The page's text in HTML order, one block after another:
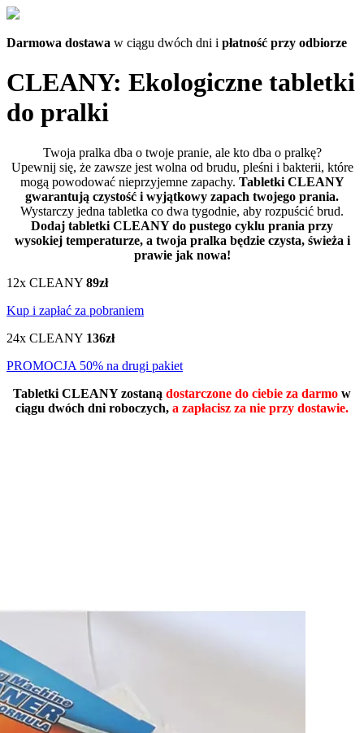
Darmowa dostawa w ciągu dwóch dni i płatność przy odbiorze
CLEANY: Ekologiczne tabletki
do pralki
Twoja pralka dba o twoje pranie, ale kto dba o pralkę?
Upewnij się, że zawsze jest wolna od brudu, pleśni i bakterii, które
mogą powodować nieprzyjemne zapachy. Tabletki CLEANY
gwarantują czystość i wyjątkowy zapach twojego prania.
Wystarczy jedna tabletka co dwa tygodnie, aby rozpuścić brud.
Dodaj tabletki CLEANY do pustego cyklu prania przy
wysokiej temperaturze, a twoja pralka będzie czysta, świeża i
prawie jak nowa!
12x CLEANY 89zł
Kup i zapłać za pobraniem
24x CLEANY 136zł
PROMOCJA 50% na drugi pakiet
Tabletki CLEANY zostaną dostarczone do ciebie za darmo w
ciągu dwóch dni roboczych, a zapłacisz za nie przy dostawie.